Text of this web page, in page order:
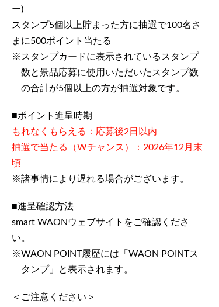
ー)
スタンプ5個以上貯まった方に抽選で100名さ
まに500ポイント当たる
スタンプカードに表示されているスタンプ
数と景品応募に使用いただいたスタンプ数
の合計が5個以上の方が抽選対象です。
■ポイント進呈時期
もれなくもらえる：応募後2日以内
抽選で当たる（Wチャンス）：2026年12月末
頃
諸事情により遅れる場合がございます。
■進呈確認方法
smart WAONウェブサイト をご確認くださ
い。
WAON POINT履歴には「WAON POINTス
タンプ」と表示されます。
＜ご注意ください＞